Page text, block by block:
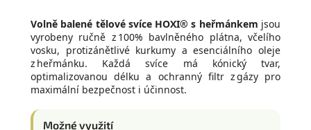
Volně balené tělové svíce HOXI® s heřmánkem jsou
vyrobeny ručně z 100% bavlněného plátna, včelího
vosku, protizánětlivé kurkumy a esenciálního oleje
z heřmánku. Každá svíce má kónický tvar,
optimalizovanou délku a ochranný filtr z gázy pro
maximální bezpečnost i účinnost.
Možné využití